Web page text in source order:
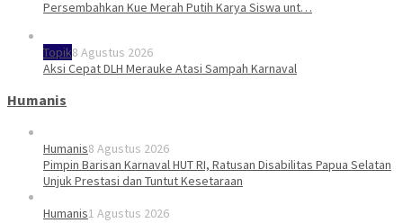
Persembahkan Kue Merah Putih Karya Siswa unt…
Topik8 Agustus 2026
Aksi Cepat DLH Merauke Atasi Sampah Karnaval
Humanis
Humanis8 Agustus 2026
Pimpin Barisan Karnaval HUT RI, Ratusan Disabilitas Papua Selatan
Unjuk Prestasi dan Tuntut Kesetaraan
Humanis1 Agustus 2026